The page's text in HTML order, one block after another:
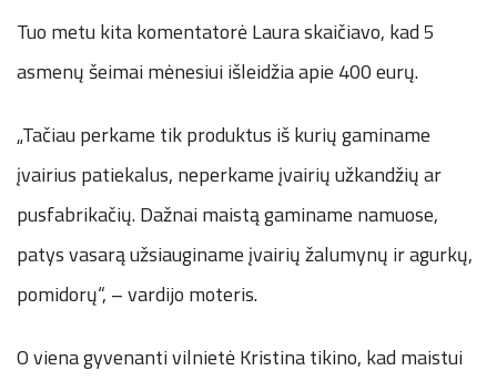
Tuo metu kita komentatorė Laura skaičiavo, kad 5
asmenų šeimai mėnesiui išleidžia apie 400 eurų.
„Tačiau perkame tik produktus iš kurių gaminame
įvairius patiekalus, neperkame įvairių užkandžių ar
pusfabrikačių. Dažnai maistą gaminame namuose,
patys vasarą užsiauginame įvairių žalumynų ir agurkų,
pomidorų“, – vardijo moteris.
O viena gyvenanti vilnietė Kristina tikino, kad maistui